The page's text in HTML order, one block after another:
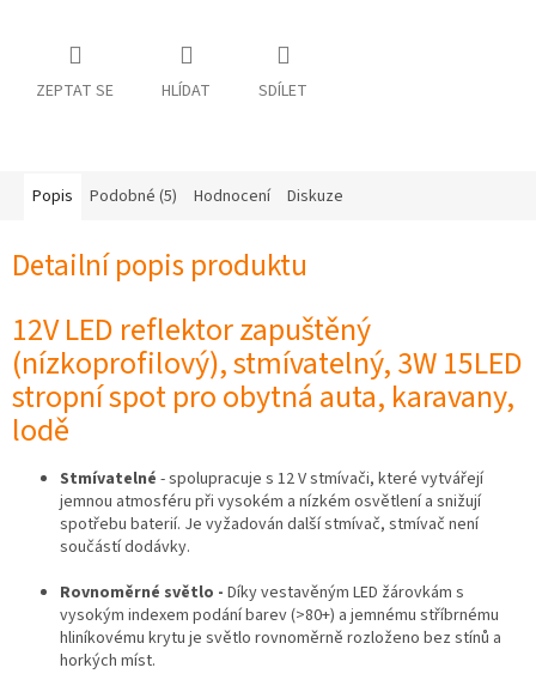
reklamace
Bonusový
objednávka
ZEPTAT SE HLÍDAT SDÍLET
Popis Podobné (5) Hodnocení Diskuze
Detailní popis produktu
12V LED reflektor zapuštěný
(nízkoprofilový), stmívatelný, 3W 15LED
stropní spot pro obytná auta, karavany,
lodě
Stmívatelné - spolupracuje s 12 V stmívači, které vytvářejí
jemnou atmosféru při vysokém a nízkém osvětlení a snižují
spotřebu baterií. Je vyžadován další stmívač, stmívač není
součástí dodávky.
Rovnoměrné světlo - Díky vestavěným LED žárovkám s
vysokým indexem podání barev (>80+) a jemnému stříbrnému
hliníkovému krytu je světlo rovnoměrně rozloženo bez stínů a
horkých míst.